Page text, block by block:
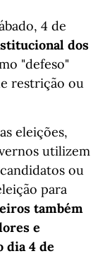
4 de
dos
"defeso"
restrição ou
eleições,
utilizem
ou
para
também
e
dia 4 de